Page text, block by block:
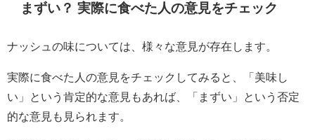
まずい？ 実際に食べた人の意見をチェック
ナッシュの味については、様々な意見が存在します。
実際に食べた人の意見をチェックしてみると、「美味し
い」という肯定的な意見もあれば、「まずい」という否定
的な意見も見られます。